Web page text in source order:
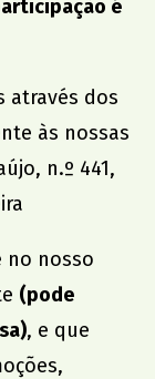
é
através dos
às nossas
n.º 441,
no nosso
(pode
, e que